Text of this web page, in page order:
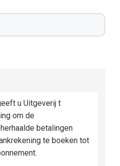
u Uitgeverij t
om de
betalingen
te boeken tot